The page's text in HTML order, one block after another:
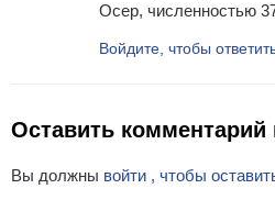
Осер, численностью
Войдите, чтобы
Оставить комментарий
Вы должны войти , чтобы